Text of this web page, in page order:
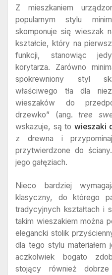
Z mieszkaniem
popularnym stylu
skomponuje się wieszak
kształcie, który na
funkcji, stanowiąc
korytarza. Zarówno
spokrewniony styl
właściwego tła dla
wieszaków do
drzewko” (ang.tree
wskazuje, są to wieszaki
z drewna i
przytwierdzone do
jego gałęziach.
Nieco bardziej
klasyczny, do którego
tradycyjnych kształtach i
takim wieszakiem można
elegancki stolik
dla tego stylu materiałem
aczkolwiek bogato
stojący również